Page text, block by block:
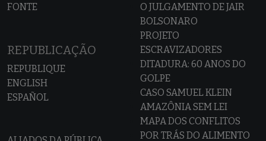
FONTE
REPUBLICAÇÃO
REPUBLIQUE
ENGLISH
ESPAÑOL
O JULGAMENTO DE JAIR
BOLSONARO
PROJETO
ESCRAVIZADORES
DITADURA: 60 ANOS DO
GOLPE
CASO SAMUEL KLEIN
AMAZÔNIA SEM LEI
MAPA DOS CONFLITOS
POR TRÁS DO ALIMENTO